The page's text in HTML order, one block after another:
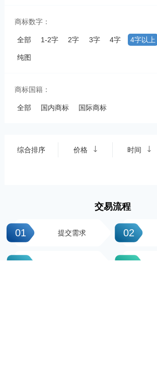
商标数字：
全部 1-2字 2字 3字 4字 4字以上
纯图
商标国籍：
全部 国内商标 国际商标
综合排序 价格 时间
交易流程
01 提交需求 02
03 04